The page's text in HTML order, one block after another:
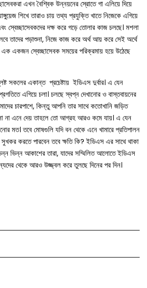
এখন বৈশ্বিক উন্নয়নের স্রোতে গা এলিয়ে দিয়ে
শিখে তারাও চায় তথ্য প্রযুক্তি খাতে নিজেকে এগিয়ে
স্বেচ্ছাসেবকদের দক্ষ করে গড়ে তোলার কাজ চলছে। মশলা
তাদের পড়াশুনা, নিজে কাজ করে অর্থ আয় করে সেই অর্থে
এক একজন স্বেচ্ছাসেবক সময়ের পরিক্রমায় হয়ে উঠেছে
সকলের একান্ত প্রচেষ্টায় ইডিএস দুর্বার। এ যেন
এগিয়ে চলা। চলছে স্বপ্ন দেখানোর ও বাস্তবায়নের
চারপাশে, কিন্তু আপনি তার সাথে কতোখানি জড়িত
না এনে দেয় তাহলে তো আগ্রহ আরও কমে যায়। এ যেন
মত। তবে মোষগুলি যদি বন থেকে এনে খামারে প্রতিপালন
করতে পারবেন তবে ক্ষতি কি? ইডিএস এর সাথে থাকা
ভিন্ন আকাশের তারা, যাদের সম্মিলিত আলোতে ইডিএস
থেকে আরও উজ্জ্বল করে তুলছে দিনের পর দিন।